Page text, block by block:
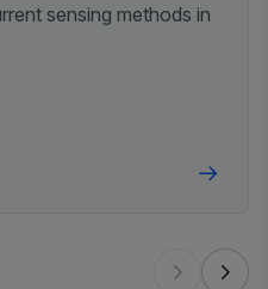
sensing methods in